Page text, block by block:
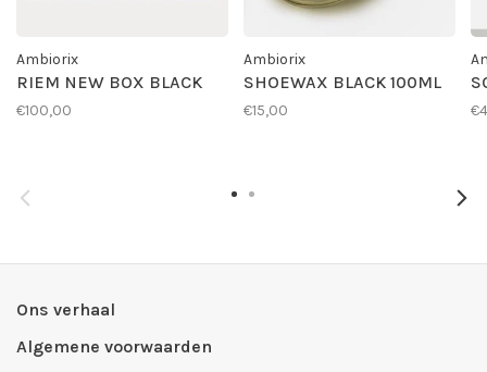
Ambiorix
RIEM NEW BOX BLACK
€100,00
Ambiorix
SHOEWAX BLACK 100ML
€15,00
Ons verhaal
Algemene voorwaarden